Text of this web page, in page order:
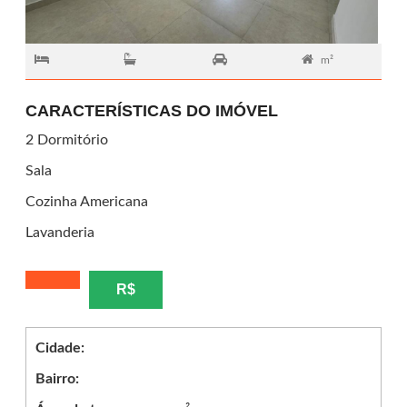
m²
CARACTERÍSTICAS DO IMÓVEL
2 Dormitório
Sala
Cozinha Americana
Lavanderia
R$
Cidade:
Bairro: